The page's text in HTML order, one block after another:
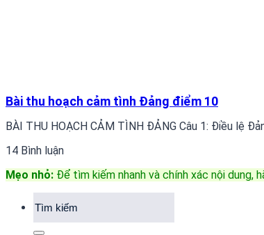
Bài thu hoạch cảm tình Đảng điểm 10
BÀI THU HOẠCH CẢM TÌNH ĐẢNG Câu 1: Điều lệ
14 Bình luận
Mẹo nhỏ: Để tìm kiếm nhanh và chính xác nội dung,